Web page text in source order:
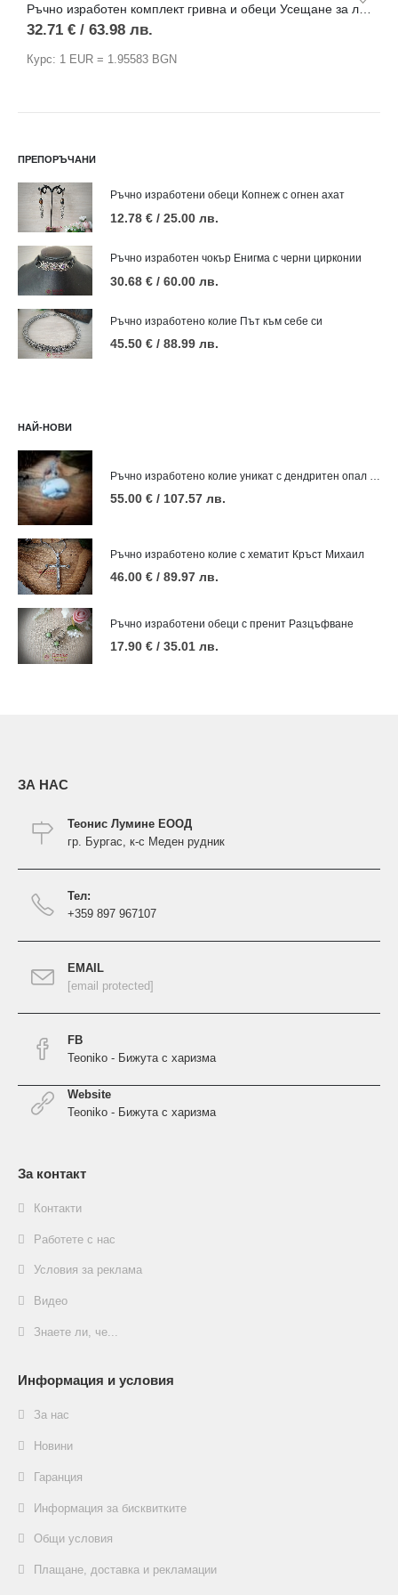
32.71 € / 63.98 лв.
Курс: 1 EUR = 1.95583 BGN
ПРЕПОРЪЧАНИ
Ръчно изработени обеци Копнеж с огнен ахат
12.78 € / 25.00 лв.
Ръчно изработен чокър Енигма с черни цирконии
30.68 € / 60.00 лв.
Ръчно изработено колие Път към себе си
45.50 € / 88.99 лв.
НАЙ-НОВИ
55.00 € / 107.57 лв.
Ръчно изработено колие с хематит Кръст Михаил
46.00 € / 89.97 лв.
Ръчно изработени обеци с пренит Разцъфване
17.90 € / 35.01 лв.
ЗА НАС
Теонис Лумине ЕООД
гр. Бургас, к-с Меден рудник
Тел:
+359 897 967107
EMAIL
[email protected]
FB
Teoniko - Бижута с харизма
Website
Teoniko - Бижута с харизма
За контакт
Контакти
Работете с нас
Условия за реклама
Видео
Знаете ли, че...
Информация и условия
За нас
Новини
Гаранция
Информация за бисквитките
Общи условия
Плащане, доставка и рекламации